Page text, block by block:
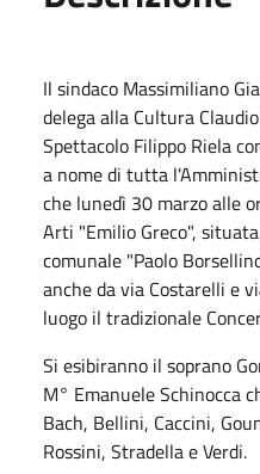
Il sindaco Massimiliano
delega alla Cultura
Spettacolo Filippo Riela
a nome di tutta
che lunedì 30 marzo alle
Arti "Emilio Greco",
comunale "Paolo
anche da via Costarelli e
luogo il tradizionale
Si esibiranno il soprano
M° Emanuele Schinocca
Bach, Bellini, Caccini,
Rossini, Stradella e Verdi.